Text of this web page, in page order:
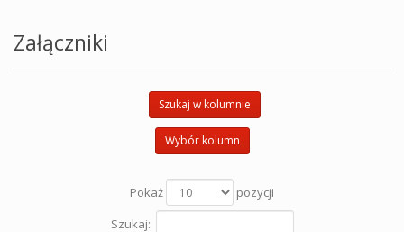
Załączniki
Szukaj w kolumnie
Wybór kolumn
Pokaż
pozycji
Szukaj: